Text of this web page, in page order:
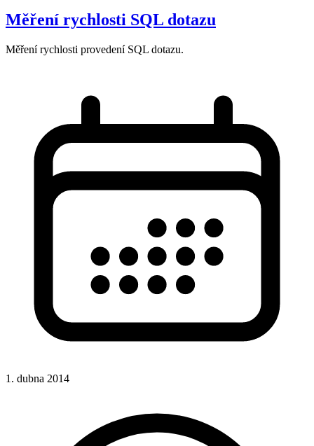
Měření rychlosti SQL dotazu
Měření rychlosti provedení SQL dotazu.
1. dubna 2014